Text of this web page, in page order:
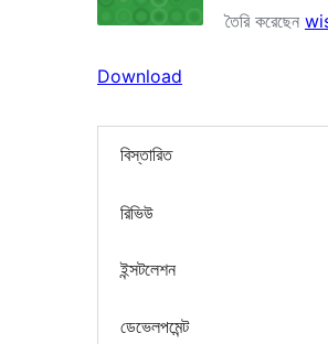
তৈরি করেছেন
Download
বিস্তারিত
রিভিউ
ইন্সটলেশন
ডেভেলপমেন্ট